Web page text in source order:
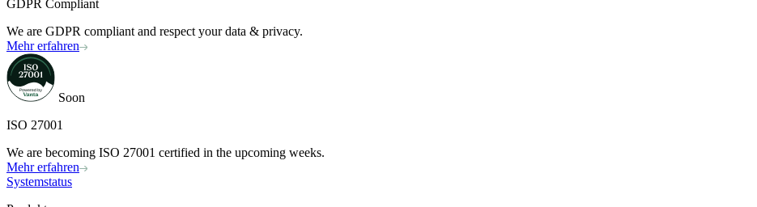
GDPR Compliant
We are GDPR compliant and respect your data & privacy.
Mehr erfahren
Soon
ISO 27001
We are becoming ISO 27001 certified in the upcoming weeks.
Mehr erfahren
Systemstatus